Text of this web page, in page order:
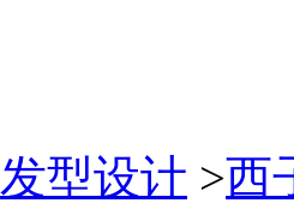
发型设计 >西